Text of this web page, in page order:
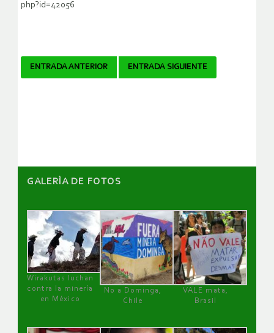
php?id=42056
Navegador
ENTRADA ANTERIOR ENTRADA SIGUIENTE
GALERÌA DE FOTOS
Wirakutas luchan
contra la minería
en México
No a Dominga,
Chile
VALE mata,
Brasil